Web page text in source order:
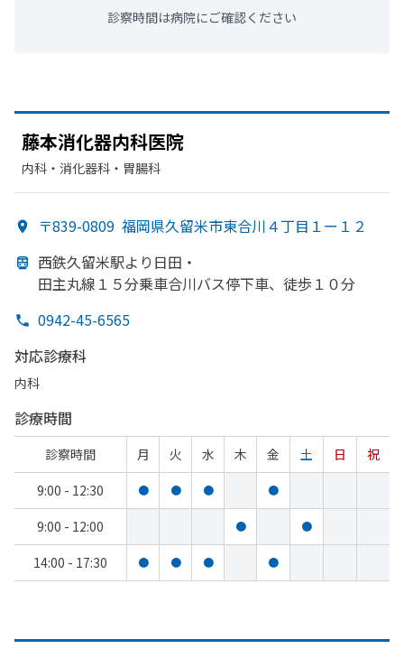
診察時間は病院にご確認ください
藤本消化器内科医院
内科・​消化器科・​胃腸科
〒839-0809 福岡県久留米市東合川４丁目１ー１２
西鉄久留米駅より 日田・
田主丸線１５分乗車合川バス停下車、 徒歩１０分
0942-45-6565
対応診療科
内科
診療時間
診察時間 月 火 水 木 金 土 日
祝
9:00 - 12:30
● ● ● ●
9:00 - 12:00 ● ●
14:00 - 17:30 ● ● ● ●